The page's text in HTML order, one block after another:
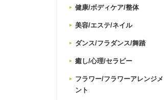
健康/ボディケア/整体
美容/エステ/ネイル
ダンス/フラダンス/舞踏
癒し/心理/セラピー
フラワー/フラワーアレンジメ
ント